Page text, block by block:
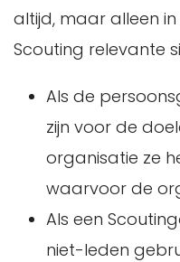
altijd, maar alleen
Scouting relevante
Als de
zijn voor de
organisatie ze
waarvoor de
Als een
niet-leden